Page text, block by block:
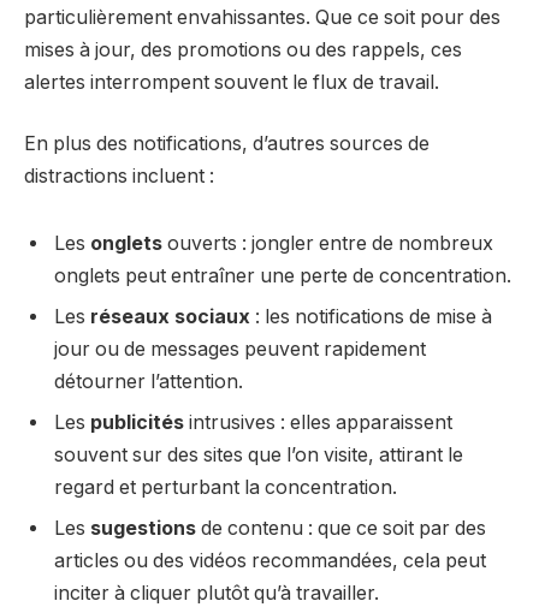
particulièrement envahissantes. Que ce soit pour des
mises à jour, des promotions ou des rappels, ces
alertes interrompent souvent le flux de travail.
En plus des notifications, d’autres sources de
distractions incluent :
Les onglets ouverts : jongler entre de nombreux
onglets peut entraîner une perte de concentration.
Les réseaux sociaux : les notifications de mise à
jour ou de messages peuvent rapidement
détourner l’attention.
Les publicités intrusives : elles apparaissent
souvent sur des sites que l’on visite, attirant le
regard et perturbant la concentration.
Les sugestions de contenu : que ce soit par des
articles ou des vidéos recommandées, cela peut
inciter à cliquer plutôt qu’à travailler.